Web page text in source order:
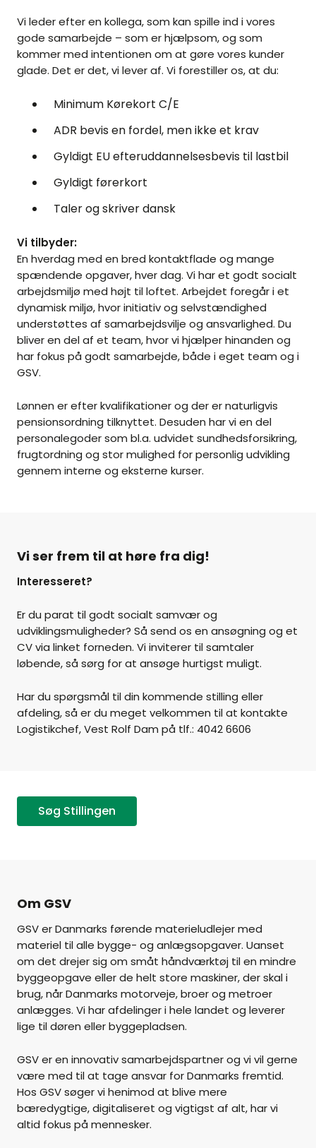
Vi leder efter en kollega, som kan spille ind i vores
gode samarbejde – som er hjælpsom, og som
kommer med intentionen om at gøre vores kunder
glade. Det er det, vi lever af. Vi forestiller os, at du:
Minimum Kørekort C/E
ADR bevis en fordel, men ikke et krav
Gyldigt EU efteruddannelsesbevis til lastbil
Gyldigt førerkort
Taler og skriver dansk
Vi tilbyder:
En hverdag med en bred kontaktflade og mange
spændende opgaver, hver dag. Vi har et godt socialt
arbejdsmiljø med højt til loftet. Arbejdet foregår i et
dynamisk miljø, hvor initiativ og selvstændighed
understøttes af samarbejdsvilje og ansvarlighed. Du
bliver en del af et team, hvor vi hjælper hinanden og
har fokus på godt samarbejde, både i eget team og i
GSV.
Lønnen er efter kvalifikationer og der er naturligvis
pensionsordning tilknyttet. Desuden har vi en del
personalegoder som bl.a. udvidet sundhedsforsikring,
frugtordning og stor mulighed for personlig udvikling
gennem interne og eksterne kurser.
Vi ser frem til at høre fra dig!
Interesseret?
Er du parat til godt socialt samvær og
udviklingsmuligheder? Så send os en ansøgning og et
CV via linket forneden. Vi inviterer til samtaler
løbende, så sørg for at ansøge hurtigst muligt.
Har du spørgsmål til din kommende stilling eller
afdeling, så er du meget velkommen til at kontakte
Logistikchef, Vest Rolf Dam på tlf.: 4042 6606
Søg Stillingen
Om GSV
GSV er Danmarks førende materieludlejer med
materiel til alle bygge- og anlægsopgaver. Uanset
om det drejer sig om småt håndværktøj til en mindre
byggeopgave eller de helt store maskiner, der skal i
brug, når Danmarks motorveje, broer og metroer
anlægges. Vi har afdelinger i hele landet og leverer
lige til døren eller byggepladsen.
GSV er en innovativ samarbejdspartner og vi vil gerne
være med til at tage ansvar for Danmarks fremtid.
Hos GSV søger vi henimod at blive mere
bæredygtige, digitaliseret og vigtigst af alt, har vi
altid fokus på mennesker.